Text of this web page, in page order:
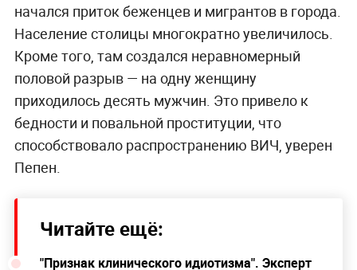
начался приток беженцев и мигрантов в города.
Население столицы многократно увеличилось.
Кроме того, там создался неравномерный
половой разрыв — на одну женщину
приходилось десять мужчин. Это привело к
бедности и повальной проституции, что
способствовало распространению ВИЧ, уверен
Пепен.
Читайте ещё:
"Признак клинического идиотизма". Эксперт